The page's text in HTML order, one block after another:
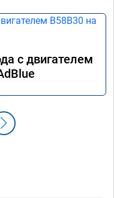
с двигателем